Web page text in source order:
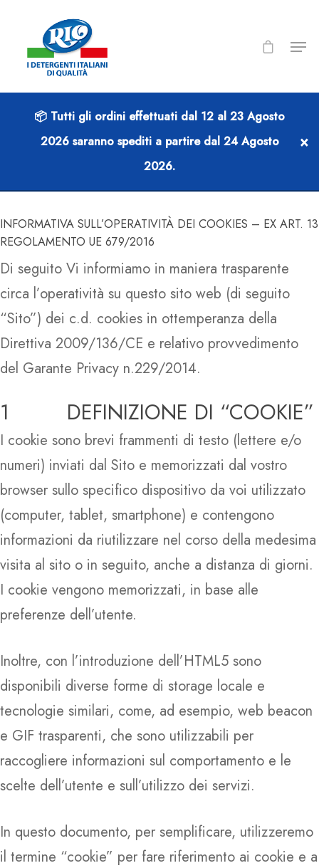
ALLEGATO 3.6
INFORMATIVA SULL’OPERATIVITÀ DEI COOKIES – EX ART. 13
REGOLAMENTO UE 679/2016
Di seguito Vi informiamo in maniera trasparente
circa l’operatività su questo sito web (di seguito
“Sito”) dei c.d. cookies in ottemperanza della
Direttiva 2009/136/CE e relativo provvedimento
del Garante Privacy n.229/2014.
1 DEFINIZIONE DI “COOKIE”
I cookie sono brevi frammenti di testo (lettere e/o
numeri) inviati dal Sito e memorizzati dal vostro
browser sullo specifico dispositivo da voi utilizzato
(computer, tablet, smartphone) e contengono
informazioni da riutilizzare nel corso della medesima
visita al sito o in seguito, anche a distanza di giorni.
I cookie vengono memorizzati, in base alle
preferenze dell’utente.
Inoltre, con l’introduzione dell’HTML5 sono
disponibili diverse forme di storage locale e
tecnologie similari, come, ad esempio, web beacon
e GIF trasparenti, che sono utilizzabili per
raccogliere informazioni sul comportamento e le
scelte dell’utente e sull’utilizzo dei servizi.
In questo documento, per semplificare, utilizzeremo
il termine “cookie” per fare riferimento ai cookie e a
📦 Tutti gli ordini effettuati dal 12 al 23 Agosto
2026saranno spediti a partire dal 24 Agosto
2026.
×